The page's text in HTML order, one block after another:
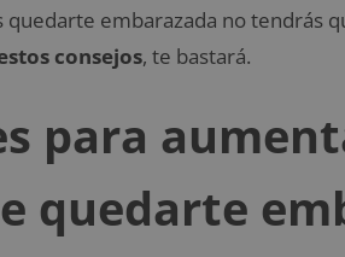
embarazada no tendrás
consejos, te bastará.
para
quedarte